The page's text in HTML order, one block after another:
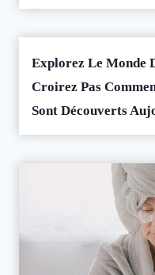
Explorez Le Monde
Croirez Pas
Sont Découverts